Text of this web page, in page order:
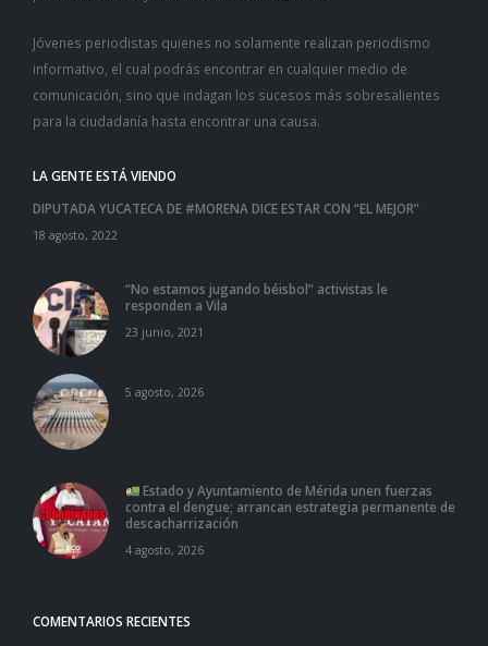
Jóvenes periodistas quienes no solamente realizan periodismo
informativo, el cual podrás encontrar en cualquier medio de
comunicación, sino que indagan los sucesos más sobresalientes
para la ciudadanía hasta encontrar una causa.
LA GENTE ESTÁ VIENDO
DIPUTADA YUCATECA DE #MORENA DICE ESTAR CON “EL MEJOR”
18 agosto, 2022
“No estamos jugando béisbol” activistas le
responden a Vila
23 junio, 2021
5 agosto, 2026
Estado y Ayuntamiento de Mérida unen fuerzas
contra el dengue; arrancan estrategia permanente de
descacharrización
4 agosto, 2026
COMENTARIOS RECIENTES